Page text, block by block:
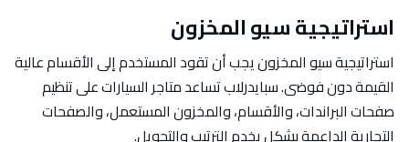
استراتيجية سيو المخزون
استراتيجية سيو المخزون يجب أن تقود المستخدم إلى الأقسام عالية
القيمة دون فوضى. سبايدرلاب تساعد متاجر السيارات على تنظيم
صفحات البراندات، والأقسام، والمخزون المستعمل، والصفحات
التجارية الداعمة بشكل يخدم الترتيب والتحويل.